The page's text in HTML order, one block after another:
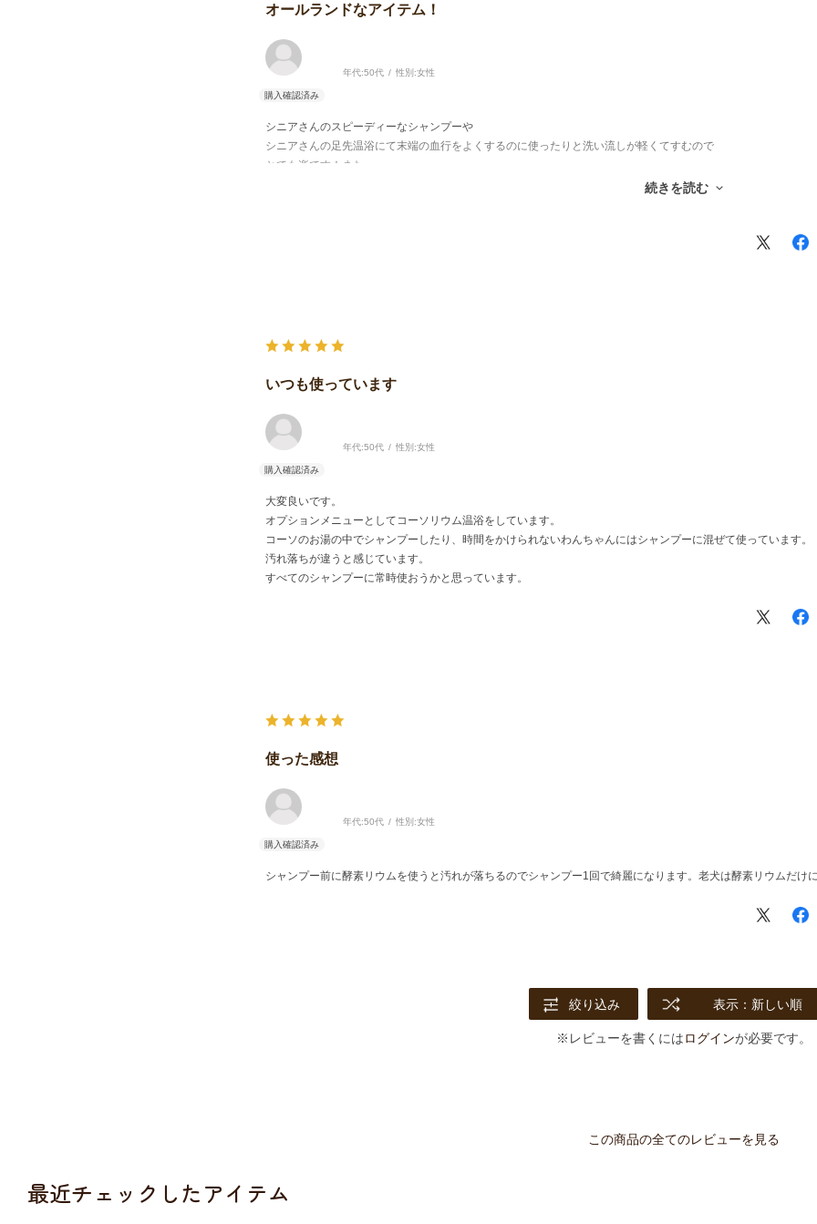
オールランドなアイテム！
年代:50代 性別:女性
シニアさんのスピーディーなシャンプーや
シニアさんの足先温浴にて末端の血行をよくするのに使ったりと洗い流しが軽くてすむので
とても楽です！また
続きを読む
いつも使っています
年代:50代 性別:女性
大変良いです。
オプションメニューとしてコーソリウム温浴をしています。
コーソのお湯の中でシャンプーしたり、時間をかけられないわんちゃんにはシャンプーに混ぜて使っています。
汚れ落ちが違うと感じています。
すべてのシャンプーに常時使おうかと思っています。
使った感想
年代:50代 性別:女性
シャンプー前に酵素リウムを使うと汚れが落ちるのでシャンプー1回で綺麗になります。老犬は酵素リウムだけ
絞り込み 表示：新しい順
※レビューを書くにはログインが必要です。
この商品の全てのレビューを見る
最近チェックしたアイテム